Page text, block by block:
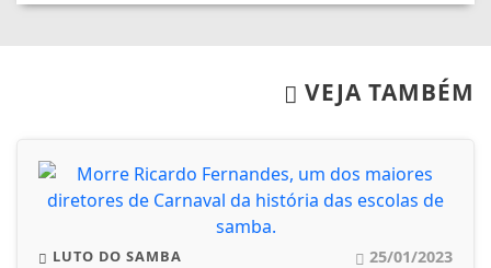
VEJA TAMBÉM
LUTO DO SAMBA 25/01/2023